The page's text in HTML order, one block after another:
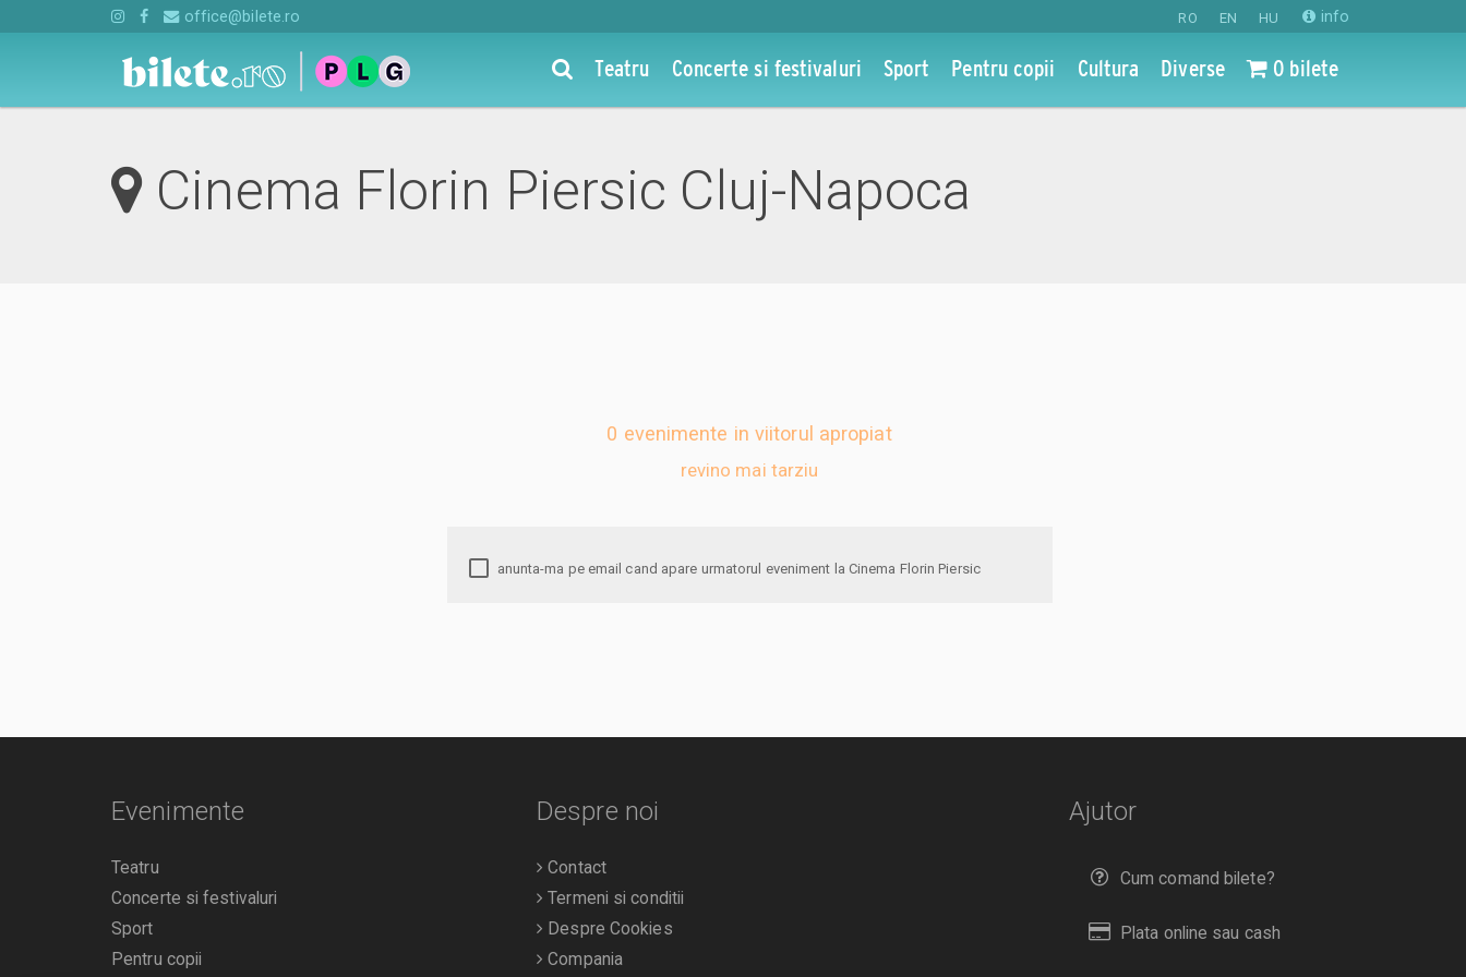
RO EN HU info
office@bilete.ro
Teatru Concerte si festivaluri Sport Pentru copii Cultura Diverse 0 bilete
Cinema Florin Piersic Cluj-Napoca
0 evenimente in viitorul apropiat
revino mai tarziu
anunta-ma pe email cand apare urmatorul eveniment la Cinema Florin Piersic
Ajutor
Cum comand bilete?
Plata online sau cash
Evenimente
Teatru
Concerte si festivaluri
Sport
Pentru copii
Despre noi
Contact
Termeni si conditii
Despre Cookies
Compania